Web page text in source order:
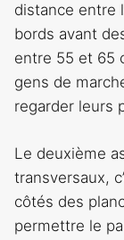
distance entre
bords avant
entre 55 et 65
gens de
regarder leurs
Le deuxième
transversaux,
côtés des
permettre le